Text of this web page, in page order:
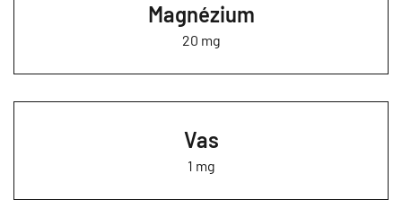
Magnézium
20 mg
Vas
1 mg